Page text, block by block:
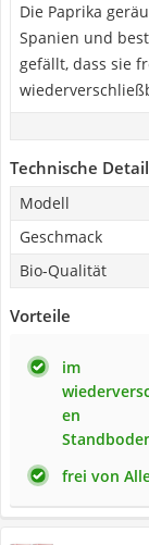
Die Paprika
Spanien und
gefällt, dass sie
Technische
Modell
Geschmack
Bio-Qualität
Vorteile
im
en
frei von